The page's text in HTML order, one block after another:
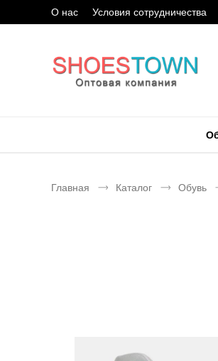
О нас Условия сотрудничества
Главная Каталог Обувь